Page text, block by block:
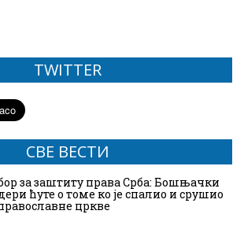
TWITTER
СВЕ ВЕСТИ
за заштиту права Срба: Бошњачки
ћуте о томе ко је спалио и срушио
цркве